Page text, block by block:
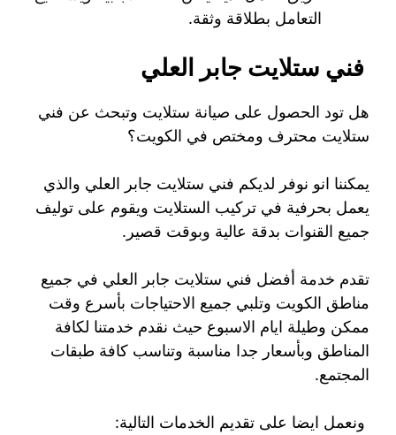
التعامل بطلاقة وثقة.
فني ستلايت جابر العلي
هل تود الحصول على صيانة ستلايت وتبحث عن فني
ستلايت محترف ومختص في الكويت؟
يمكننا انو نوفر لديكم فني ستلايت جابر العلي والذي
يعمل بحرفية في تركيب الستلايت ويقوم على توليف
جميع القنوات بدقة عالية وبوقت قصير.
تقدم خدمة أفضل فني ستلايت جابر العلي في جميع
مناطق الكويت وتلبي جميع الاحتياجات بأسرع وقت
ممكن وطيلة ايام الاسبوع حيث نقدم خدمتنا لكافة
المناطق وبأسعار جدا مناسبة وتناسب كافة طبقات
المجتمع.
ونعمل ايضا على تقديم الخدمات التالية: